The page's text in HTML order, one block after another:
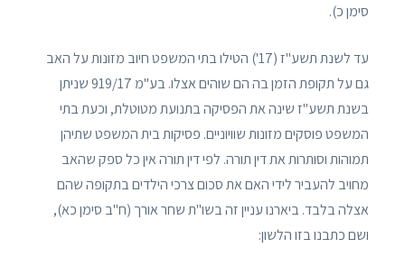
סימן כ).
עד לשנת תשע"ז (17') הטילו בתי המשפט חיוב מזונות על האב
גם על תקופת הזמן בה הם שוהים אצלו. בע"מ 919/17 שניתן
בשנת תשע"ז שינה את הפסיקה בתנועת מטוטלת, וכעת בתי
המשפט פוסקים מזונות שוויוניים. פסיקות בית המשפט שתיהן
תמוהות וסותרות את דין תורה. לפי דין תורה אין כל ספק שהאב
מחויב להעביר לידי האם את סכום צרכי הילדים בתקופה שהם
אצלה בלבד. ביארנו עניין זה בשו"ת שחר אורך (ח"ב סימן כא),
ושם כתבנו בזו הלשון: